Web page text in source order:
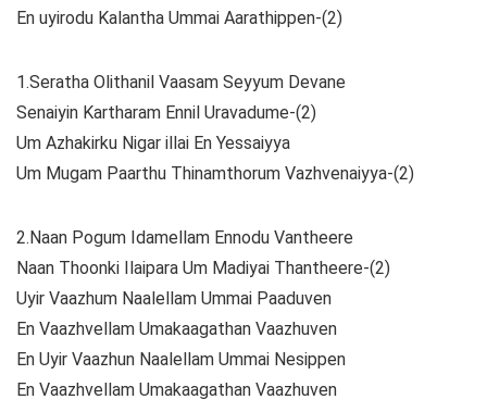
En uyirodu Kalantha Ummai Aarathippen-(2)
1.Seratha Olithanil Vaasam Seyyum Devane
Senaiyin Kartharam Ennil Uravadume-(2)
Um Azhakirku Nigar illai En Yessaiyya
Um Mugam Paarthu Thinamthorum Vazhvenaiyya-(2)
2.Naan Pogum Idamellam Ennodu Vantheere
Naan Thoonki Ilaipara Um Madiyai Thantheere-(2)
Uyir Vaazhum Naalellam Ummai Paaduven
En Vaazhvellam Umakaagathan Vaazhuven
En Uyir Vaazhun Naalellam Ummai Nesippen
En Vaazhvellam Umakaagathan Vaazhuven